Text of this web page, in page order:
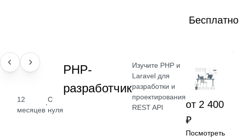
Бесплатно
ПРОФЕССИЯ
12
месяцев
·
С
нуля
РНР-
разработчик
Изучите PHP и
Laravel для
разработки и
проектирования
REST API
от 2 400
₽
Посмотреть